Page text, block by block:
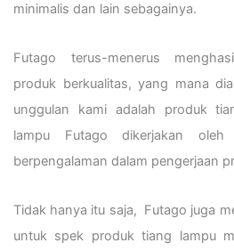
minimalis dan lain sebagainya.
Futago terus-menerus
produk berkualitas, yang mana
unggulan kami adalah produk
lampu Futago dikerjakan
berpengalaman dalam pengerjaan
Tidak hanya itu saja, Futago juga
untuk spek produk tiang lampu